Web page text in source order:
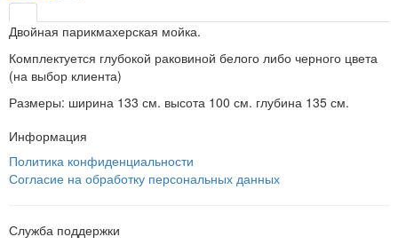
Двойная парикмахерская мойка.
Комплектуется глубокой раковиной белого либо черного цвета
(на выбор клиента)
Размеры: ширина 133 см. высота 100 см. глубина 135 см.
Информация
Политика конфиденциальности
Согласие на обработку персональных данных
Служба поддержки